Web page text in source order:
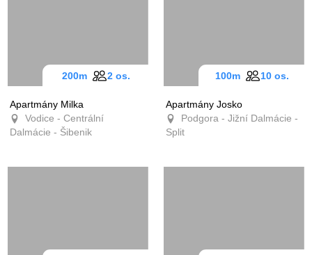
Apartmány Milka
Vodice - Centrální
Dalmácie - Šibenik
200m 2 os.
Apartmány Josko
Podgora - Jižní Dalmácie -
Split
100m 10 os.